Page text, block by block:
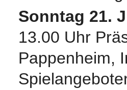
Sonntag 21.
13.00 Uhr
Pappenheim,